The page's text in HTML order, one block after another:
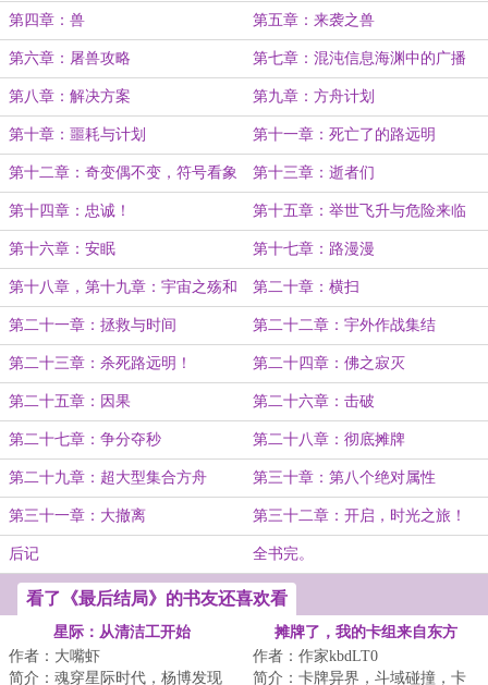
第四章：兽 第五章：来袭之兽
第六章：屠兽攻略 第七章：混沌信息海渊中的广播
第八章：解决方案 第九章：方舟计划
第十章：噩耗与计划 第十一章：死亡了的路远明
第十二章：奇变偶不变，符号看象
限
第十三章：逝者们
第十四章：忠诚！ 第十五章：举世飞升与危险来临
第十六章：安眠 第十七章：路漫漫
第十八章，第十九章：宇宙之殇和
失望
第二十章：横扫
第二十一章：拯救与时间 第二十二章：宇外作战集结
第二十三章：杀死路远明！ 第二十四章：佛之寂灭
第二十五章：因果 第二十六章：击破
第二十七章：争分夺秒 第二十八章：彻底摊牌
第二十九章：超大型集合方舟 第三十章：第八个绝对属性
第三十一章：大撤离 第三十二章：开启，时光之旅！
后记 全书完。
看了《最后结局》的书友还喜欢看
星际：从清洁工开始
作者：大嘴虾
简介：魂穿星际时代，杨博发现
摊牌了，我的卡组来自东方
作者：作家kbdLT0
简介：卡牌异界，斗域碰撞，卡